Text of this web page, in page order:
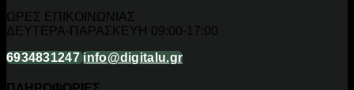
ΩΡΕΣ ΕΠΙΚΟΙΝΩΝΙΑΣ
ΔΕΥΤΕΡΑ-ΠΑΡΑΣΚΕΥΗ 09:00-17:00
6934831247 info@digitalu.gr